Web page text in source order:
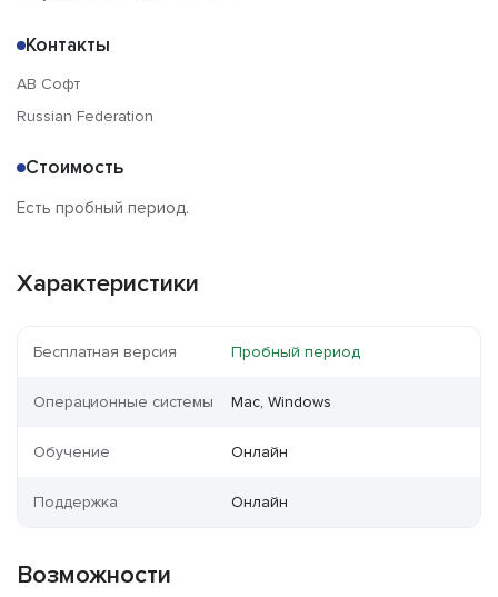
Контакты
АВ Софт
Russian Federation
Стоимость
Есть пробный период.
Характеристики
Бесплатная версия Пробный период
Операционные системы Mac, Windows
Обучение Онлайн
Поддержка Онлайн
Возможности